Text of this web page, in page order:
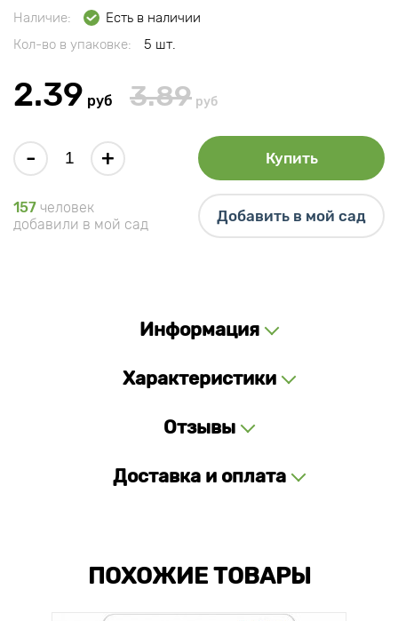
Наличие:
Есть в наличии
Кол-во в упаковке:
5 шт.
2.39 руб 3.89 руб
- + Купить
157 человек
добавили в мой сад
Добавить в мой сад
Информация
Характеристики
Отзывы
Доставка и оплата
ПОХОЖИЕ ТОВАРЫ